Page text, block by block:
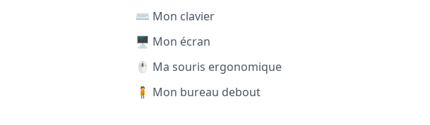
⌨️ Mon clavier
🖥️ Mon écran
🖱️ Ma souris ergonomique
🧍 Mon bureau debout